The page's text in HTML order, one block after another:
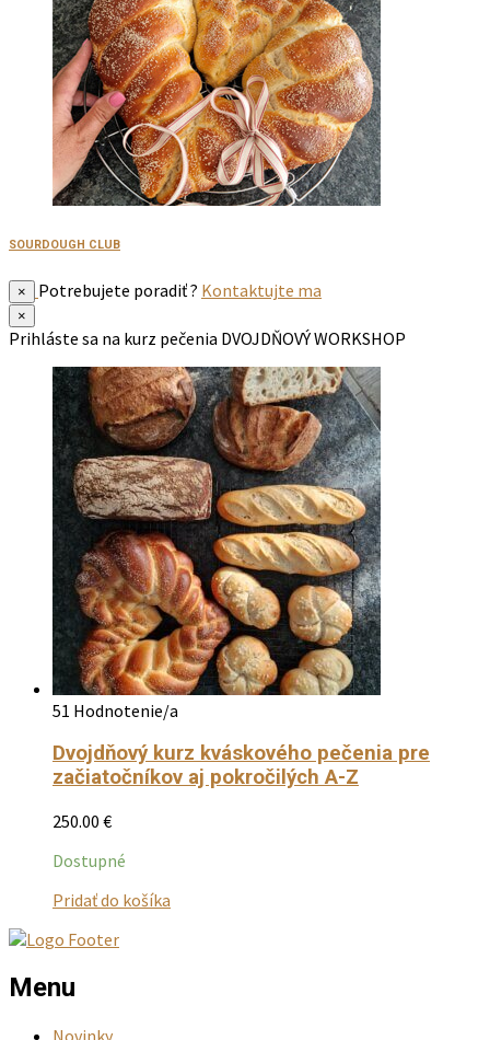
SOURDOUGH CLUB
× Potrebujete poradiť ? Kontaktujte ma
×
Prihláste sa na kurz pečenia DVOJDŇOVÝ WORKSHOP
51 Hodnotenie/a
Dvojdňový kurz kváskového pečenia pre
začiatočníkov aj pokročilých A-Z
250.00 €
Dostupné
Pridať do košíka
Menu
Novinky